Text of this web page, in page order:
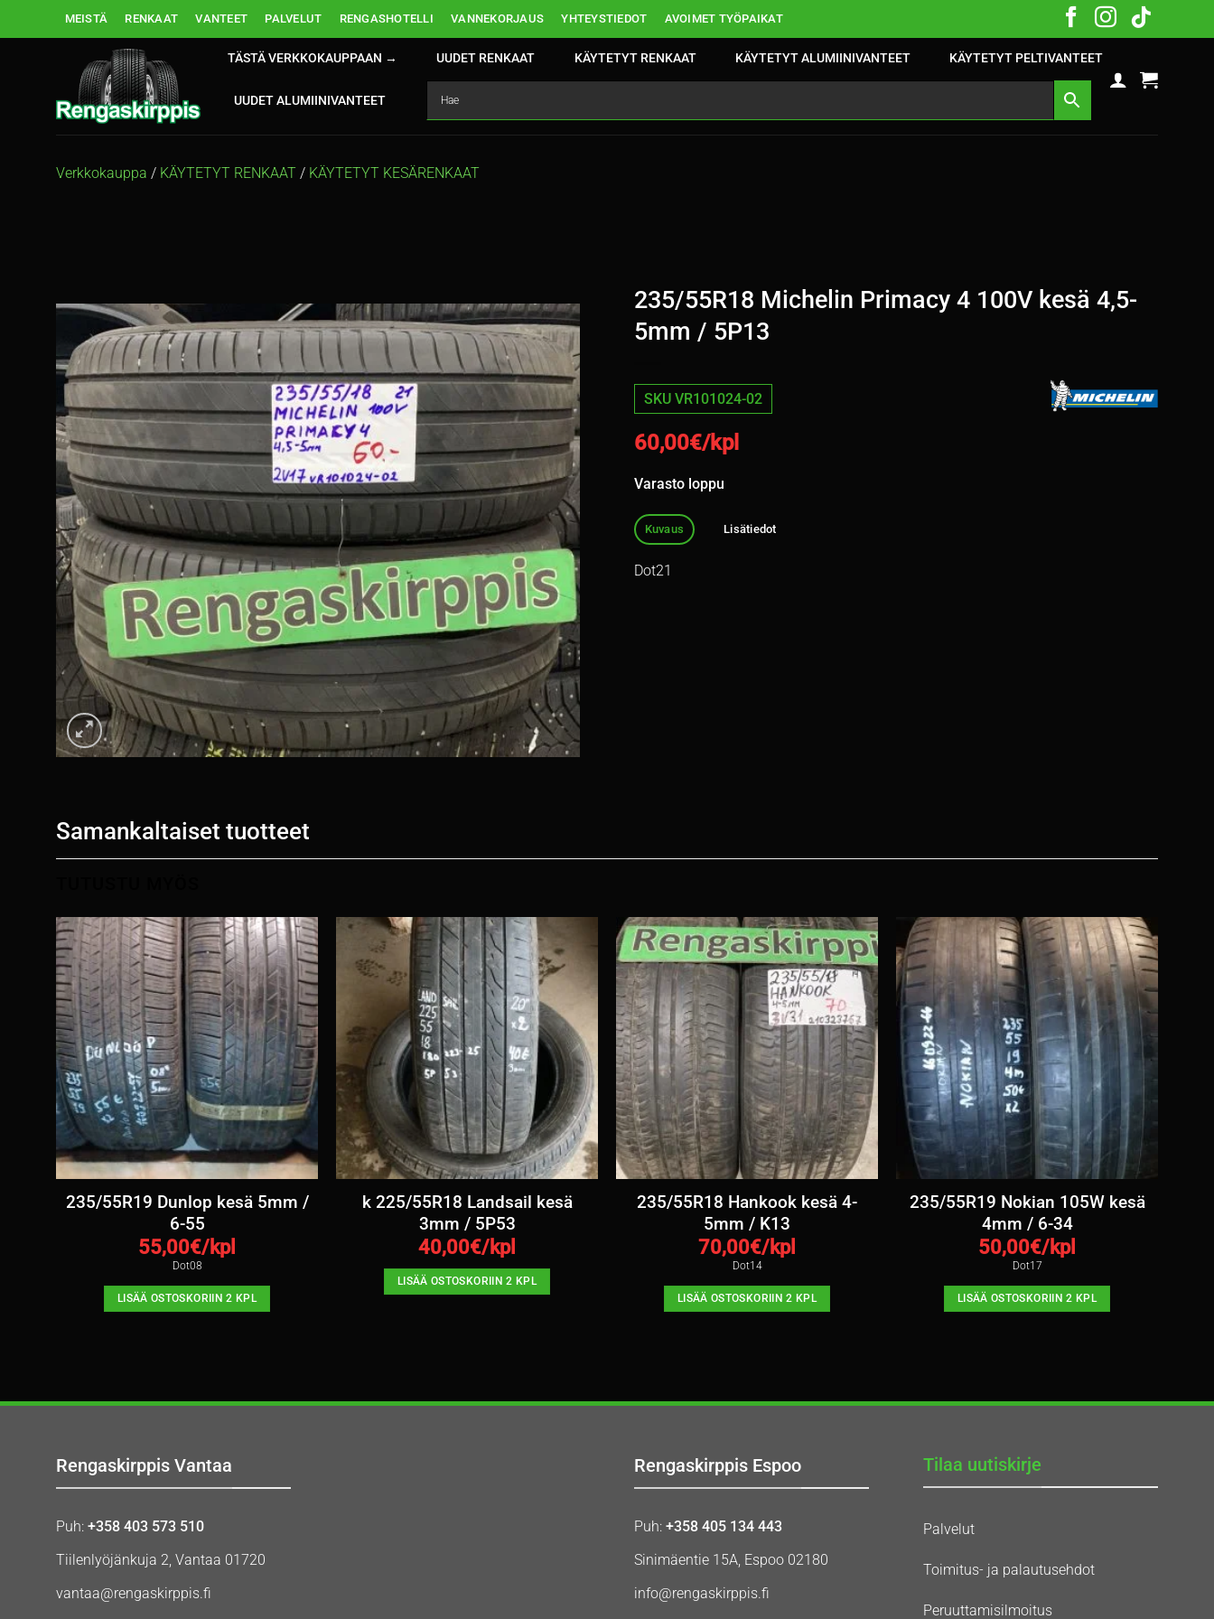
MEISTÄ RENKAAT VANTEET PALVELUT RENGASHOTELLI VANNEKORJAUS YHTEYSTIEDOT AVOIMET TYÖPAIKAT
TÄSTÄ VERKKOKAUPPAAN → UUDET RENKAAT KÄYTETYT RENKAAT KÄYTETYT ALUMIINIVANTEET KÄYTETYT PELTIVANTEET
UUDET ALUMIINIVANTEET
Verkkokauppa / KÄYTETYT RENKAAT / KÄYTETYT KESÄRENKAAT
235/55R18 Michelin Primacy 4 100V kesä 4,5-
5mm / 5P13
SKU VR101024-02
60,00€/kpl
Varasto loppu
Kuvaus Lisätiedot
Dot21
Samankaltaiset tuotteet
235/55R19 Dunlop kesä 5mm /
6-55
55,00€/kpl
Dot08
LISÄÄ OSTOSKORIIN 2 KPL
k 225/55R18 Landsail kesä
3mm / 5P53
40,00€/kpl
LISÄÄ OSTOSKORIIN 2 KPL
235/55R18 Hankook kesä 4-
5mm / K13
70,00€/kpl
Dot14
LISÄÄ OSTOSKORIIN 2 KPL
235/55R19 Nokian 105W kesä
4mm / 6-34
50,00€/kpl
Dot17
LISÄÄ OSTOSKORIIN 2 KPL
Rengaskirppis Vantaa
Puh: +358 403 573 510
Tiilenlyöjänkuja 2, Vantaa 01720
vantaa@rengaskirppis.fi
Rengaskirppis Espoo
Puh: +358 405 134 443
Sinimäentie 15A, Espoo 02180
info@rengaskirppis.fi
Tilaa uutiskirje
Palvelut
Toimitus- ja palautusehdot
Peruuttamisilmoitus